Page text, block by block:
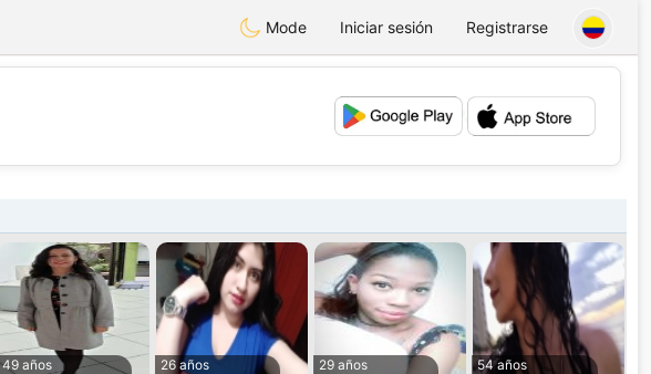
Mode Iniciar sesión Registrarse
💖
💕
49 años
26 años
29 años
54 años